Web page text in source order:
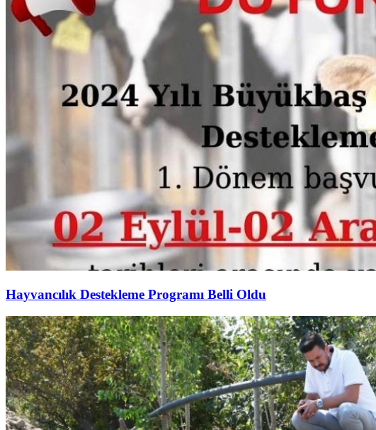
Hayvancılık Destekleme Programı Belli Oldu